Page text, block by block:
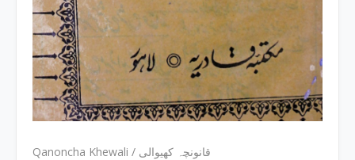
Qanoncha Khewali / قانونچہ کھیوالی